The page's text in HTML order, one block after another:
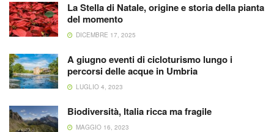
La Stella di Natale, origine e storia della pianta
del momento
DICEMBRE 17, 2025
A giugno eventi di cicloturismo lungo i
percorsi delle acque in Umbria
LUGLIO 4, 2023
Biodiversità, Italia ricca ma fragile
MAGGIO 16, 2023